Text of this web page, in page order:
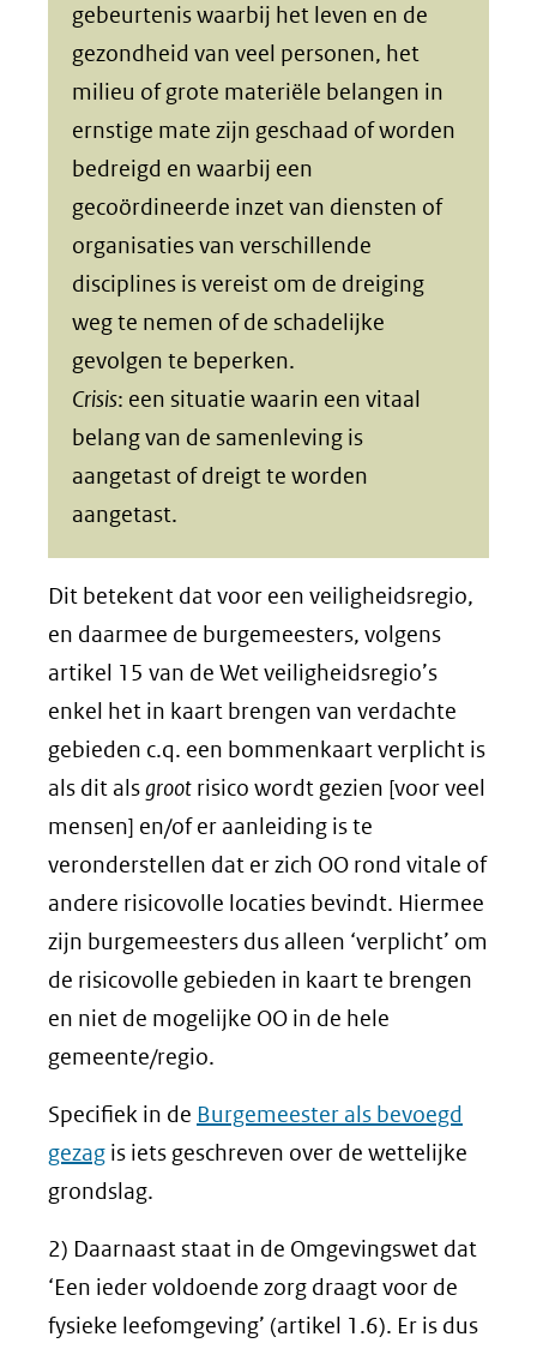
gebeurtenis waarbij het leven en de
gezondheid van veel personen, het
milieu of grote materiële belangen in
ernstige mate zijn geschaad of worden
bedreigd en waarbij een
gecoördineerde inzet van diensten of
organisaties van verschillende
disciplines is vereist om de dreiging
weg te nemen of de schadelijke
gevolgen te beperken.
Crisis: een situatie waarin een vitaal
belang van de samenleving is
aangetast of dreigt te worden
aangetast.
Dit betekent dat voor een veiligheidsregio,
en daarmee de burgemeesters, volgens
artikel 15 van de Wet veiligheidsregio’s
enkel het in kaart brengen van verdachte
gebieden c.q. een bommenkaart verplicht is
als dit alsgroot risico wordt gezien [voor veel
mensen] en/of er aanleiding is te
veronderstellen dat er zich OO rond vitale of
andere risicovolle locaties bevindt. Hiermee
zijn burgemeesters dus alleen ‘verplicht’ om
de risicovolle gebieden in kaart te brengen
en niet de mogelijke OO in de hele
gemeente/regio.
Specifiek in de Burgemeester als bevoegd
gezag is iets geschreven over de wettelijke
grondslag.
2) Daarnaast staat in de Omgevingswet dat
‘Een ieder voldoende zorg draagt voor de
fysieke leefomgeving’ (artikel 1.6). Er is dus